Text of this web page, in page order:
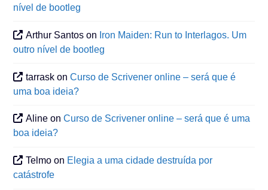
nível de bootleg
Arthur Santos on Iron Maiden: Run to Interlagos. Um
outro nível de bootleg
tarrask onCurso de Scrivener online – será que é
uma boa ideia?
Aline onCurso de Scrivener online – será que é uma
boa ideia?
Telmo on Elegia a uma cidade destruída por
catástrofe